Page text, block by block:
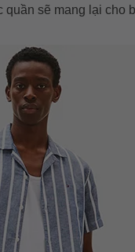
sẽ mang lại cho